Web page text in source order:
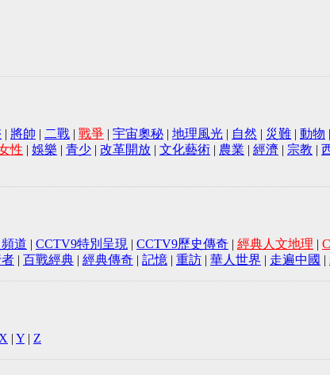
| 將帥 | 二戰 | 戰爭 | 宇宙奧秘 | 地理風光 | 自然 | 災難 | 動物 |
性 | 娛樂 | 青少 | 改革開放 | 文化藝術 | 農業 | 經濟 | 宗教 |
道 | CCTV9特別呈現 | CCTV9歷史傳奇 | 經典人文地理 |
| 百戰經典 | 經典傳奇 | 記憶 | 重訪 | 華人世界 | 走遍中國 |
X | Y | Z